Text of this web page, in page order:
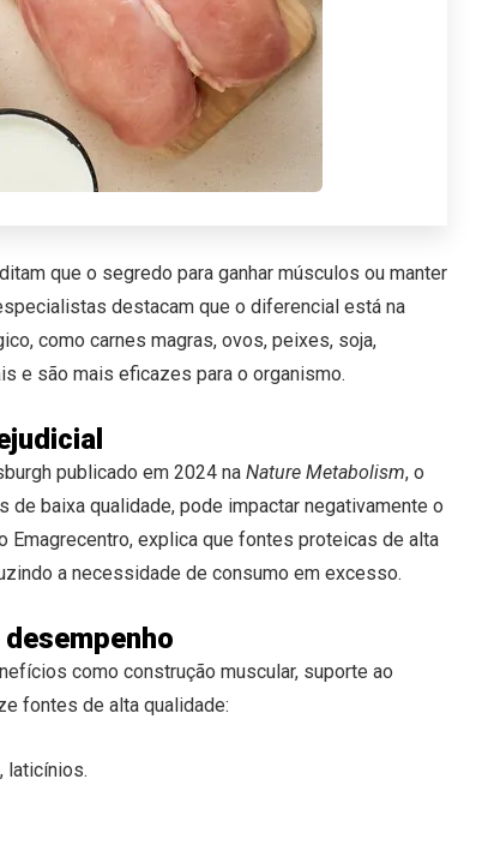
que o segredo para ganhar músculos ou manter
destacam que o diferencial está na
como carnes magras, ovos, peixes, soja,
e são mais eficazes para o organismo.
publicado em 2024 na Nature Metabolism, o
baixa qualidade, pode impactar negativamente o
Emagrecentro, explica que fontes proteicas de alta
a necessidade de consumo em excesso.
como construção muscular, suporte ao
fontes de alta qualidade:
laticínios.